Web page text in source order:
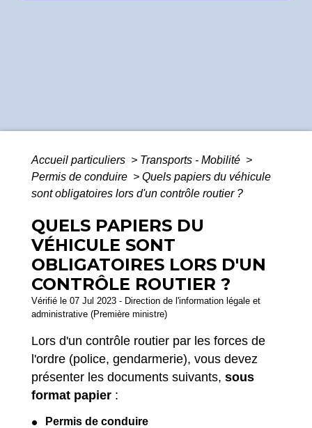
Accueil particuliers > Transports - Mobilité >
Permis de conduire > Quels papiers du véhicule
sont obligatoires lors d'un contrôle routier ?
QUELS PAPIERS DU
VÉHICULE SONT
OBLIGATOIRES LORS D'UN
CONTRÔLE ROUTIER ?
Vérifié le 07 Jul 2023 - Direction de l'information légale et
administrative (Première ministre)
Lors d'un contrôle routier par les forces de
l'ordre (police, gendarmerie), vous devez
présenter les documents suivants, sous
format papier :
Permis de conduire